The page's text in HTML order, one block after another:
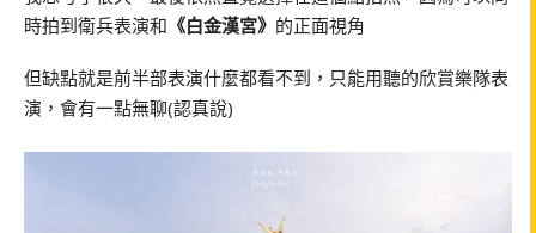
時拍到衛兵表演和 《白金漢宮》 的正面視角
但缺點就是前半部表演什麼都看不到，只能用聽的欣賞樂隊表
演，會有一點無聊(認真說)